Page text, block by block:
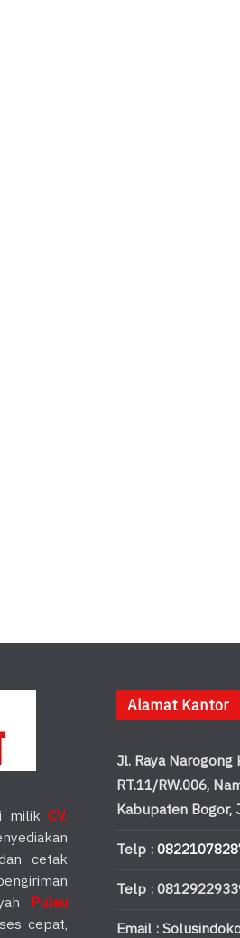
milikCV.
cetak
Pulau
cepat,
Alamat Kantor
Jl. Raya Narogong
RT.11/RW.006,
Kabupaten Bogor,
Telp :
Telp :
Email :